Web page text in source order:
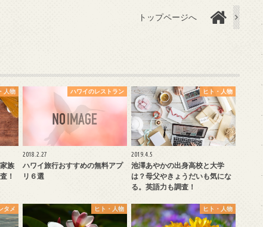
トップページへ
人物
族
！
ハワイのレストラン
2018.2.27
ハワイ旅行おすすめの無料アプ
リ６選
ヒト・人物
2019.4.5
池澤あやかの出身高校と大学
は？母父やきょうだいも気にな
る。英語力も調査！
タメ ヒト・人物 ヒト・人物